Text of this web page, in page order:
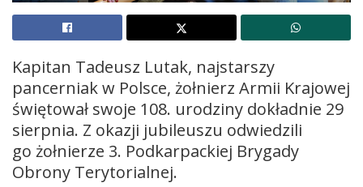
Kapitan Tadeusz Lutak, najstarszy
pancerniak w Polsce, żołnierz Armii Krajowej
świętował swoje 108. urodziny dokładnie 29
sierpnia. Z okazji jubileuszu odwiedzili
go żołnierze 3. Podkarpackiej Brygady
Obrony Terytorialnej.